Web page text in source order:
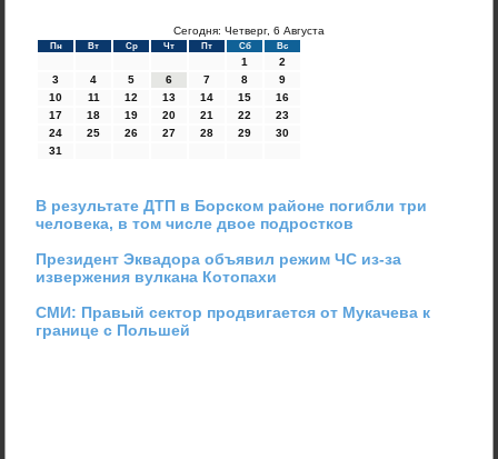
Сегодня: Четверг, 6 Августа
Пн Вт Ср Чт Пт Сб Вс
1
2
3
4 5 6 7 8
9
10
11 12 13 14 15
16
17
18 19 20 21 22
23
24
25 26 27 28 29
30
31
В результате ДТП в Борском районе погибли три
человека, в том числе двое подростков
Президент Эквадора объявил режим ЧС из-за
извержения вулкана Котопахи
СМИ: Правый сектор продвигается от Мукачева к
границе с Польшей